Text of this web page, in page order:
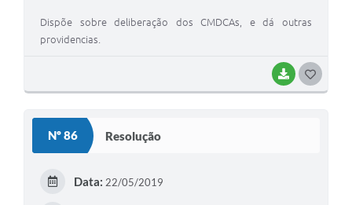
BAIXAR
Dispõe sobre deliberação dos CMDCAs, e dá outras
providencias.
Nº 86 Resolução
Data: 22/05/2019